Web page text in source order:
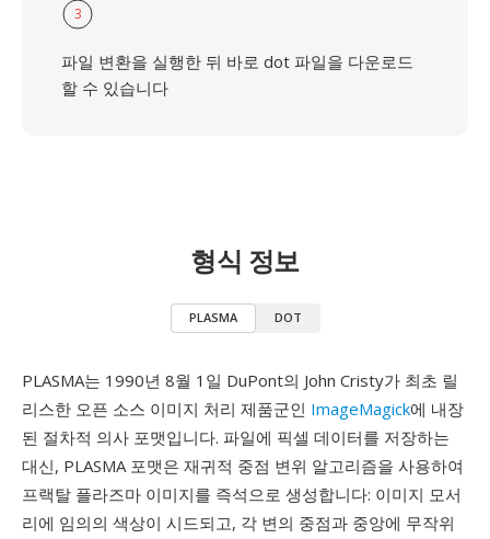
3
파일 변환을 실행한 뒤 바로 dot 파일을 다운로드
할 수 있습니다
형식 정보
PLASMA DOT
PLASMA는 1990년 8월 1일 DuPont의 John Cristy가 최초 릴
리스한 오픈 소스 이미지 처리 제품군인 ImageMagick에 내장
된 절차적 의사 포맷입니다. 파일에 픽셀 데이터를 저장하는
대신, PLASMA 포맷은 재귀적 중점 변위 알고리즘을 사용하여
프랙탈 플라즈마 이미지를 즉석으로 생성합니다: 이미지 모서
리에 임의의 색상이 시드되고, 각 변의 중점과 중앙에 무작위